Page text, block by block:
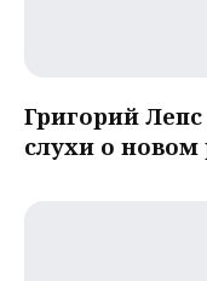
Григорий
слухи о новом